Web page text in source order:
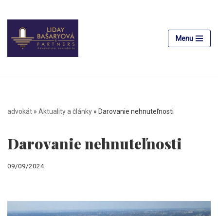
Preskočiť
na
obsah
Menu
advokát » Aktuality a články » Darovanie nehnuteľnosti
Darovanie nehnuteľnosti
09/09/2024